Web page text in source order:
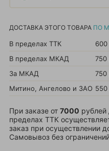
ДОСТАВКА ЭТОГО ТОВАРА ПО
В пределах ТТК 600
В пределах МКАД
750
За МКАД
750
Митино, Ангелово и ЗАО 550
При заказе от 7000 рублей
пределах ТТК
заказ при осуществлении
Самовывоз без